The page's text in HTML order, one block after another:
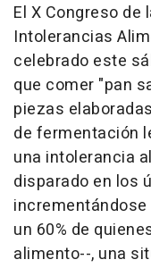
El X Congreso de
Intolerancias
celebrado este
que comer "pan
piezas
de fermentación
una intolerancia
disparado en los
incrementándose
un 60% de
alimento--, una